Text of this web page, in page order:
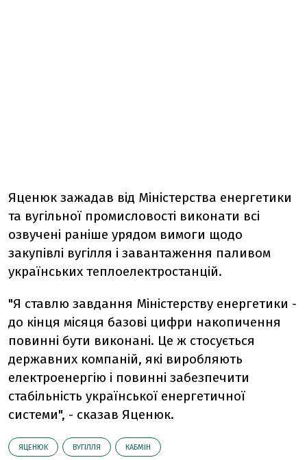
Яценюк зажадав від Міністерства енергетики
та вугільної промисловості виконати всі
озвучені раніше урядом вимоги щодо
закупівлі вугілля і завантаження паливом
українських теплоелектростанцій.
"Я ставлю завдання Міністерству енергетики -
до кінця місяця базові цифри накопичення
повинні бути виконані. Це ж стосується
державних компаній, які виробляють
електроенергію і повинні забезпечити
стабільність української енергетичної
системи", - сказав Яценюк.
ЯЦЕНЮК ВУГІЛЛЯ КАБМІН